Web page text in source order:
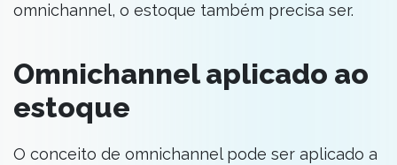
omnichannel, o estoque também precisa ser.
Omnichannel aplicado ao
estoque
O conceito de omnichannel pode ser aplicado a